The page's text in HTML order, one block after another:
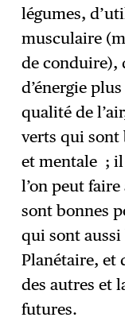
légumes,
musculaire
de conduire),
d’énergie
qualité de
verts qui sont
et mentale ; il
l’on peut
sont bonnes
qui sont
Planétaire, et
des autres et
futures.